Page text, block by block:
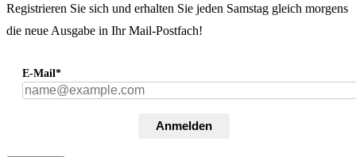
Registrieren Sie sich und erhalten Sie jeden Samstag gleich morgens
die neue Ausgabe in Ihr Mail-Postfach!
E-Mail*
Anmelden